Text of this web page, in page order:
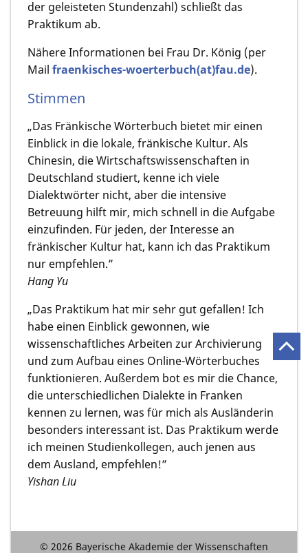
der geleisteten Stundenzahl) schließt das
Praktikum ab.
Nähere Informationen bei Frau Dr. König (per
Mail fraenkisches-woerterbuch(at)fau.de).
Stimmen
„Das Fränkische Wörterbuch bietet mir einen
Einblick in die lokale, fränkische Kultur. Als
Chinesin, die Wirtschaftswissenschaften in
Deutschland studiert, kenne ich viele
Dialektwörter nicht, aber die intensive
Betreuung hilft mir, mich schnell in die Aufgabe
einzufinden. Für jeden, der Interesse an
fränkischer Kultur hat, kann ich das Praktikum
nur empfehlen.”
Hang Yu
„Das Praktikum hat mir sehr gut gefallen! Ich
habe einen Einblick gewonnen, wie
wissenschaftliches Arbeiten zur Archivierung
und zum Aufbau eines Online-Wörterbuches
funktionieren. Außerdem bot es mir die Chance,
die unterschiedlichen Dialekte in Franken
kennen zu lernen, was für mich als Ausländerin
besonders interessant ist. Das Praktikum werde
ich meinen Studienkollegen, auch jenen aus
dem Ausland, empfehlen!”
Yishan Liu
© 2026 Bayerische Akademie der Wissenschaften